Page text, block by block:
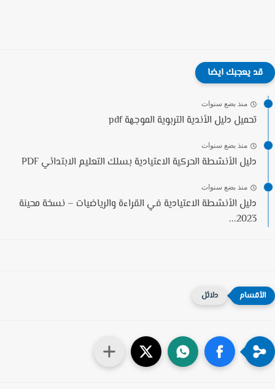
قد يعجبك ايضا
منذ بضع سنوات
تحميل دليل الأندية التربوية الموجهة pdf
منذ بضع سنوات
دليل الأنشطة الحركية الاعتيادية بسلك التعليم الابتدائي PDF
منذ بضع سنوات
دليل الأنشطة الاعتيادية في القراءة والرياضيات – نسخة محينة
2023...
دلائل